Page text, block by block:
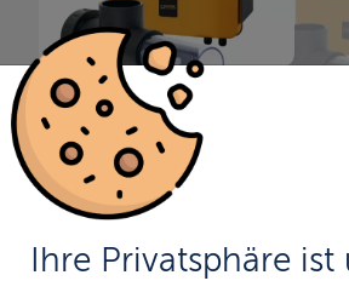
Salzanlage
Jetzt können auch Sie damit
Ihre Privatsphäre